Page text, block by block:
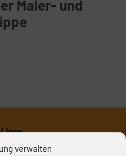
verwalten
Maler- und
Straße 19) | 33098